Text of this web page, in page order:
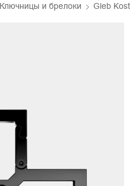
Ключницы и брелоки Gleb